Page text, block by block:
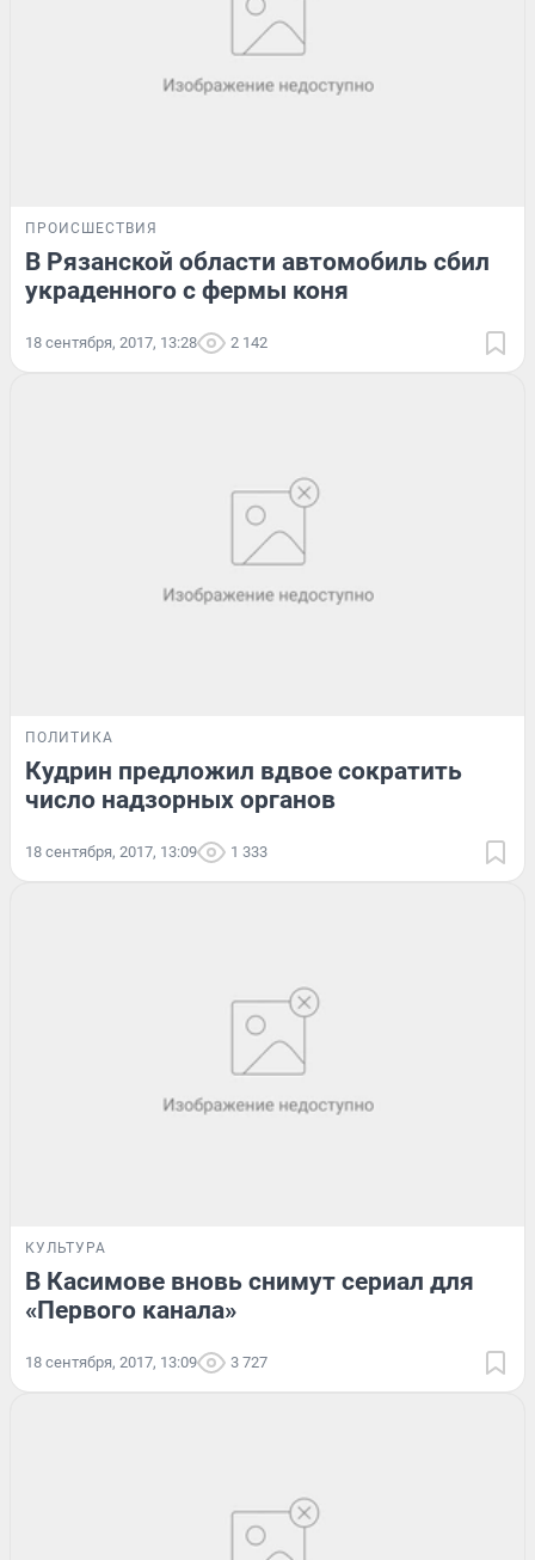
ПРОИСШЕСТВИЯ
В Рязанской области автомобиль сбил
украденного с фермы коня
18 сентября, 2017, 13:28 2 142
ПОЛИТИКА
Кудрин предложил вдвое сократить
число надзорных органов
18 сентября, 2017, 13:09 1 333
КУЛЬТУРА
В Касимове вновь снимут сериал для
«Первого канала»
18 сентября, 2017, 13:09 3 727